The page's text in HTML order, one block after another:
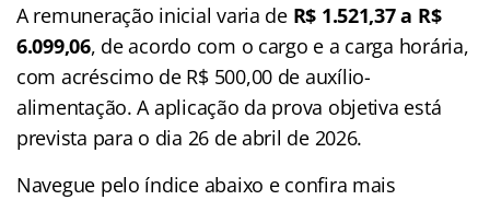
A remuneração inicial varia de R$ 1.521,37 a R$
6.099,06, de acordo com o cargo e a carga horária,
com acréscimo de R$ 500,00 de auxílio-
alimentação. A aplicação da prova objetiva está
prevista para o dia 26 de abril de 2026.
Navegue pelo índice abaixo e confira mais